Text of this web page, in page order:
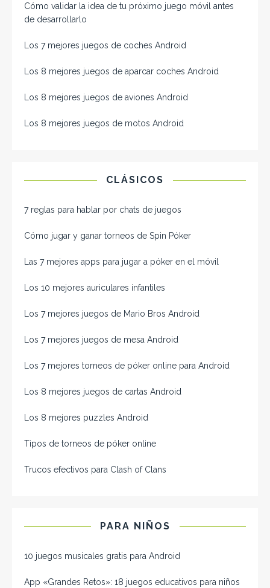
Cómo validar la idea de tu próximo juego móvil antes
de desarrollarlo
Los 7 mejores juegos de coches Android
Los 8 mejores juegos de aparcar coches Android
Los 8 mejores juegos de aviones Android
Los 8 mejores juegos de motos Android
CLÁSICOS
7 reglas para hablar por chats de juegos
Cómo jugar y ganar torneos de Spin Póker
Las 7 mejores apps para jugar a póker en el móvil
Los 10 mejores auriculares infantiles
Los 7 mejores juegos de Mario Bros Android
Los 7 mejores juegos de mesa Android
Los 7 mejores torneos de póker online para Android
Los 8 mejores juegos de cartas Android
Los 8 mejores puzzles Android
Tipos de torneos de póker online
Trucos efectivos para Clash of Clans
PARA NIÑOS
10 juegos musicales gratis para Android
App «Grandes Retos»: 18 juegos educativos para niños